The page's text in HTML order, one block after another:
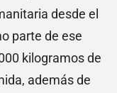
desde el
parte de ese
kilogramos de
además de